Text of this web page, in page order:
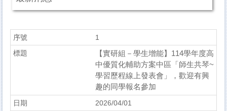
1
【實研組－學生增能】114學年度高
中優質化輔助方案中區「師生共琴~
學習歷程線上發表會」，歡迎有興
趣的同學報名參加
2026/04/01